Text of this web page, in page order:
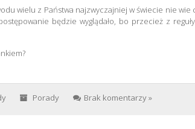
wielu z Państwa najzwyczajniej w świecie nie wie
będzie wyglądało, bo przecież z
Porady Brak komentarzy »